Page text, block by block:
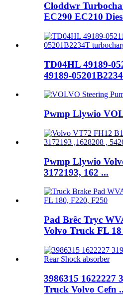
Cloddwr
EC290 EC210
TD04HL 49189-
49189-
Pwmp Llywio
Pwmp Llywio
3172193, 162 ...
Pad Brêc Tryc
Volvo Truck FL 18
3986315 1622227
Truck Volvo Cefn